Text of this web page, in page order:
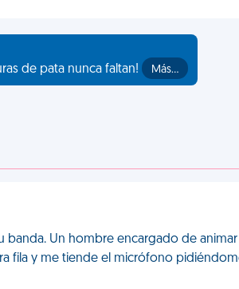
de pata nunca faltan!
Más…
Un hombre encargado de
fila y me tiende el micrófono